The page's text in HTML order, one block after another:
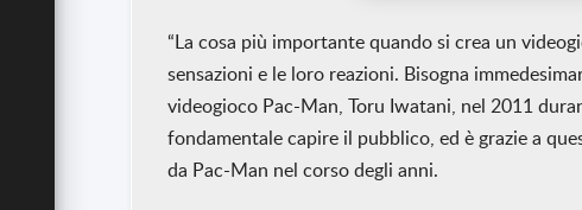
“La cosa più importante quando si crea un
sensazioni e le loro reazioni. Bisogna
videogioco Pac-Man, Toru Iwatani, nel 2011
fondamentale capire il pubblico, ed è grazie a
da Pac-Man nel corso degli anni.